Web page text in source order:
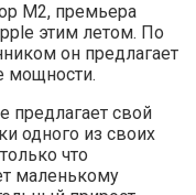
M2, премьера
этим летом. По
он предлагает
мощности.
предлагает свой
одного из своих
что
маленькому